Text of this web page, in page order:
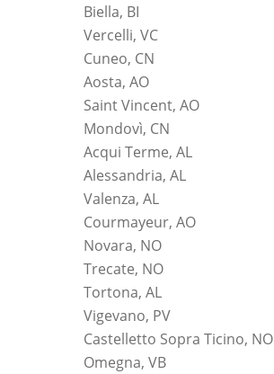
Biella, BI
Vercelli, VC
Cuneo, CN
Aosta, AO
Saint Vincent, AO
Mondovì, CN
Acqui Terme, AL
Alessandria, AL
Valenza, AL
Courmayeur, AO
Novara, NO
Trecate, NO
Tortona, AL
Vigevano, PV
Castelletto Sopra Ticino, NO
Omegna, VB